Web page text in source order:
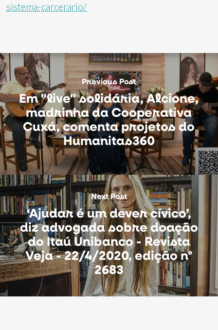
sistema-carcerario/
Previous Post
Em "live" solidária, Alcione,
madrinha da Cooperativa
Cuxá, comenta projetos do
Humanitas360
Next Post
‘Ajudar é um dever cívico’,
diz advogada sobre doação
do Itaú Unibanco - Revista
Veja - 22/4/2020, edição nº
2683